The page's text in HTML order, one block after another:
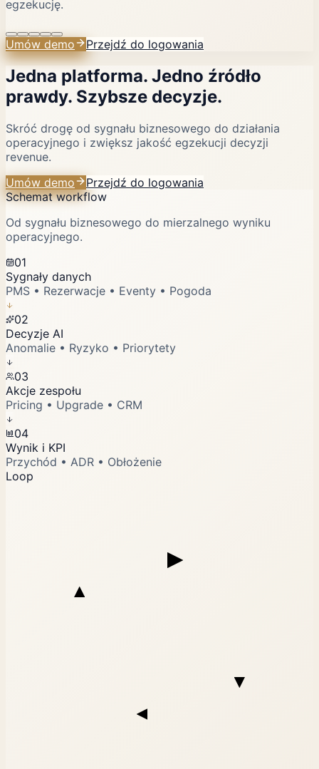
egzekucję.
Umów demo Przejdź do logowania
Jedna platforma. Jedno źródło
prawdy. Szybsze decyzje.
Skróć drogę od sygnału biznesowego do działania
operacyjnego i zwiększ jakość egzekucji decyzji
revenue.
Umów demo
Przejdź do logowania
Schemat workflow
Od sygnału biznesowego do mierzalnego wyniku
operacyjnego.
01
Sygnały danych
PMS • Rezerwacje • Eventy • Pogoda
02
Decyzje AI
Anomalie • Ryzyko • Priorytety
03
Akcje zespołu
Pricing • Upgrade • CRM
04
Wynik i KPI
Przychód • ADR • Obłożenie
Loop